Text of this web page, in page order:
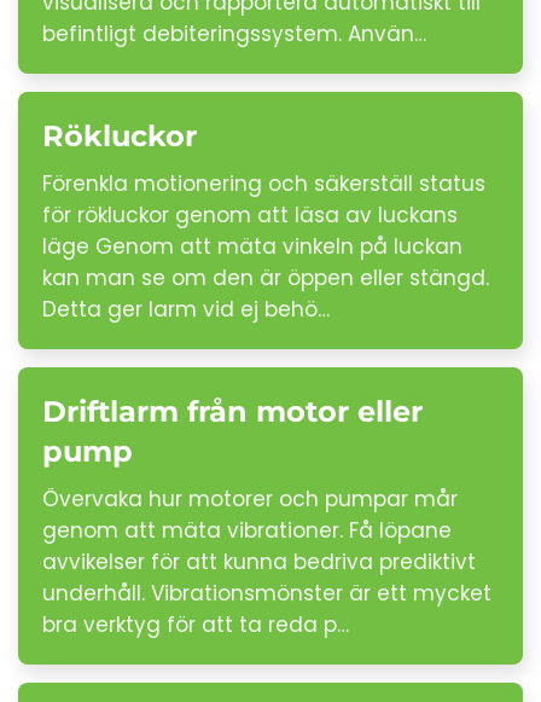
befintligt debiteringssystem. Använ…
Rökluckor
Förenkla motionering och säkerställ status
för rökluckor genom att läsa av luckans
läge Genom att mäta vinkeln på luckan
kan man se om den är öppen eller stängd.
Detta ger larm vid ej behö…
Driftlarm från motor eller
pump
Övervaka hur motorer och pumpar mår
genom att mäta vibrationer. Få löpane
avvikelser för att kunna bedriva prediktivt
underhåll. Vibrationsmönster är ett mycket
bra verktyg för att ta reda p…